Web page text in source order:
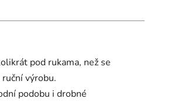
pod rukama, než se
ruční výrobu.
podobu i drobné